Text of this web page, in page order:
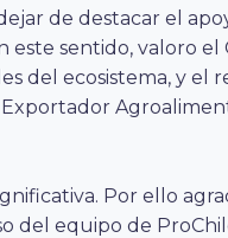
de destacar el
este sentido, valoro
del ecosistema, y el
Por ello
del equipo de